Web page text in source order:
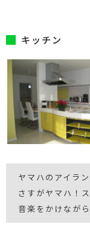
キッチン
ヤマハのアイラ
さすがヤマハ！
音楽をかけなが